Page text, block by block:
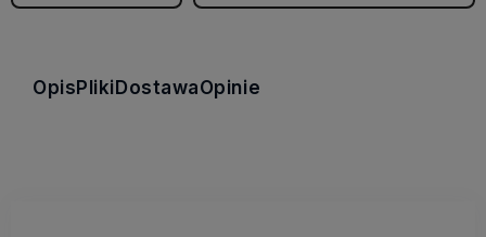
Opis Pliki DostawaOpinie